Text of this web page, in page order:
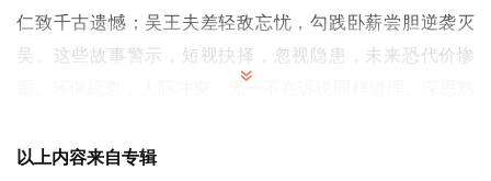
仁致千古遗憾；吴王夫差轻敌忘忧，勾践卧薪尝胆逆袭灭
吴。这些故事警示，短视抉择，忽视隐患，未来恐代价惨
步为营，莫让一时疏忽，铸成终身悔恨？
以上内容来自专辑